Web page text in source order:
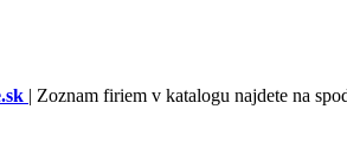
| Zoznam firiem v katalogu najdete na